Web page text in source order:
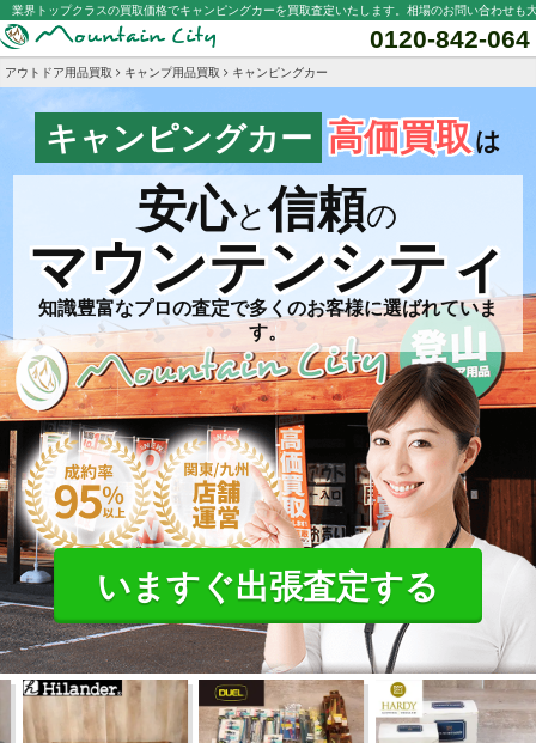
業界トップクラスの買取価格でキャンピングカーを買取査定いたします。相場のお問い合わせも
0120-842-064
アウトドア用品買取 キャンプ用品買取 キャンピングカー
キャンピングカー 高価買取は
安心と信頼の
マウンテンシティ
知識豊富なプロの査定で多くのお客様に選ばれていま
す。
いますぐ出張査定する